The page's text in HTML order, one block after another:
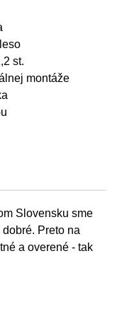
st.
montáže
Slovensku sme
Preto na
a overené - tak